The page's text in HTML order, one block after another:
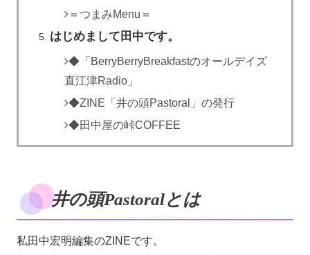
＝つまみMenu＝
はじめまして田中です。
◆「BerryBerryBreakfastのオールデイズ
直江津Radio」
◆ZINE「井の頭Pastoral」の発行
◆田中屋の峠COFFEE
井の頭Pastoralとは
私田中宏明編集のZINEです。